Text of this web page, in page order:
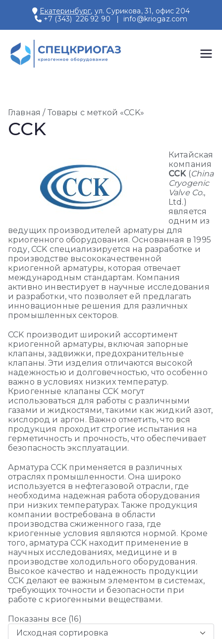
содержимому
Екатеринбург, ул. Сурикова, 31, офис 204
+7 (343) 226 92 90 | info@kriogaz.com
Производство и поставки
Главная / Товары с меткой «CCK»
CCK
Китайская
компания
CCK(China
Cryogenic
Valve Co.,
Ltd.)
является
одним из
ведущих производителей арматуры для
криогенного оборудования. Основанная в 1995
году, CCK специализируется на разработке и
производстве высококачественной
криогенной арматуры, которая отвечает
международным стандартам. Компания
активно инвестирует в научные исследования
и разработки, что позволяет ей предлагать
инновационные решения для различных
промышленных секторов.
CCK производит широкий ассортимент
криогенной арматуры, включая запорные
клапаны, задвижки, предохранительные
клапаны. Эти изделия отличаются высокой
надежностью и долговечностью, что особенно
важно в условиях низких температур.
Криогенные клапаны CCK могут
использоваться для работы с различными
газами и жидкостями, такими как жидкий азот,
кислород и аргон. Важно отметить, что вся
продукция проходит строгие испытания на
герметичность и прочность, что обеспечивает
безопасность эксплуатации.
Арматура CCK применяется в различных
отраслях промышленности. Она широко
используется в нефтегазовой отрасли, где
необходима надежная работа оборудования
при низких температурах. Также продукция
компании востребована в области
производства сжиженного газа, где
криогенные условия являются нормой. Кроме
того, арматура CCK находит применение в
научных исследованиях, медицине и в
производстве холодильного оборудования.
Высокое качество и надежность продукции
CCK делают ее важным элементом в системах,
требующих точности и безопасности при
работе с криогенными веществами.
Показаны все (16)